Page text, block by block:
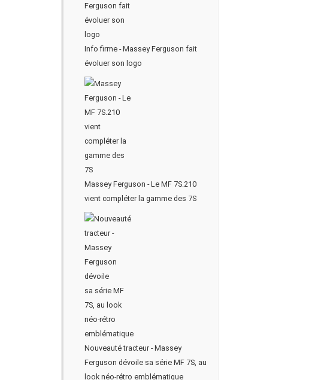
Info firme - Massey Ferguson fait
évoluer son logo
Massey Ferguson - Le MF 7S.210
vient compléter la gamme des 7S
Nouveauté tracteur - Massey
Ferguson dévoile sa série MF 7S, au
look néo-rétro emblématique